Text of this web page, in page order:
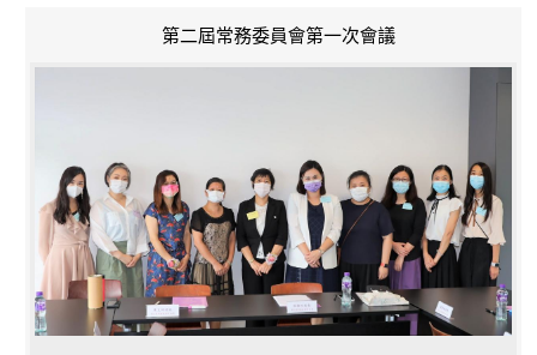
第二屆常務委員會第一次會議